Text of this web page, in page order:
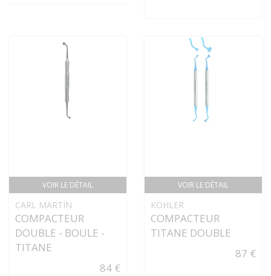
VOIR LE DÉTAIL
CARL MARTIN
COMPACTEUR
DOUBLE - BOULE -
TITANE
84 €
VOIR LE DÉTAIL
KOHLER
COMPACTEUR
TITANE DOUBLE
87 €